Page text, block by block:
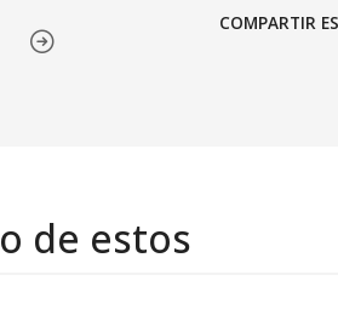
COMPARTIR
de estos